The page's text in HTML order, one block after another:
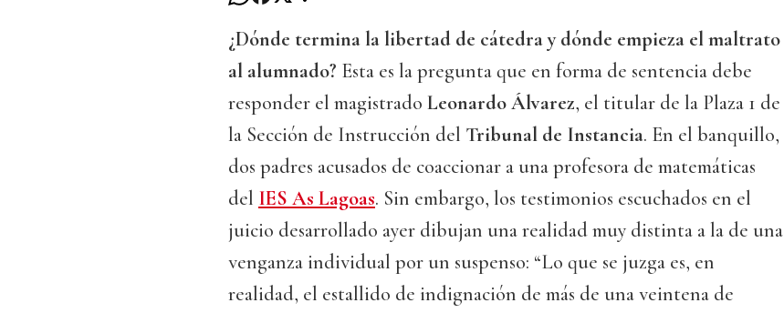
¿Dónde termina la libertad de cátedra y dónde empieza el maltrato
al alumnado? Esta es la pregunta que en forma de sentencia debe
responder el magistrado Leonardo Álvarez, el titular de la Plaza 1 de
la Sección de Instrucción del Tribunal de Instancia. En el banquillo,
dos padres acusados de coaccionar a una profesora de matemáticas
del IES As Lagoas. Sin embargo, los testimonios escuchados en el
juicio desarrollado ayer dibujan una realidad muy distinta a la de una
venganza individual por un suspenso: “Lo que se juzga es, en
realidad, el estallido de indignación de más de una veintena de